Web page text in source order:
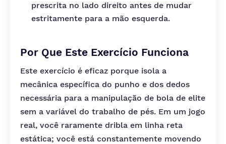
prescrita no lado direito antes de mudar
estritamente para a mão esquerda.
Por Que Este Exercício Funciona
Este exercício é eficaz porque isola a
mecânica específica do punho e dos dedos
necessária para a manipulação de bola de elite
sem a variável do trabalho de pés. Em um jogo
real, você raramente dribla em linha reta
estática; você está constantemente movendo